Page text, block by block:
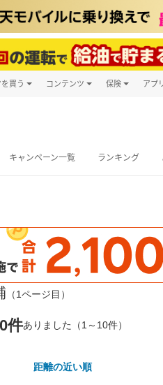
買う コンテンツ 保険 アプ
キャンペーン一覧 ランキング
（1ページ目）
件ありました（1～10件）
距離の近い順